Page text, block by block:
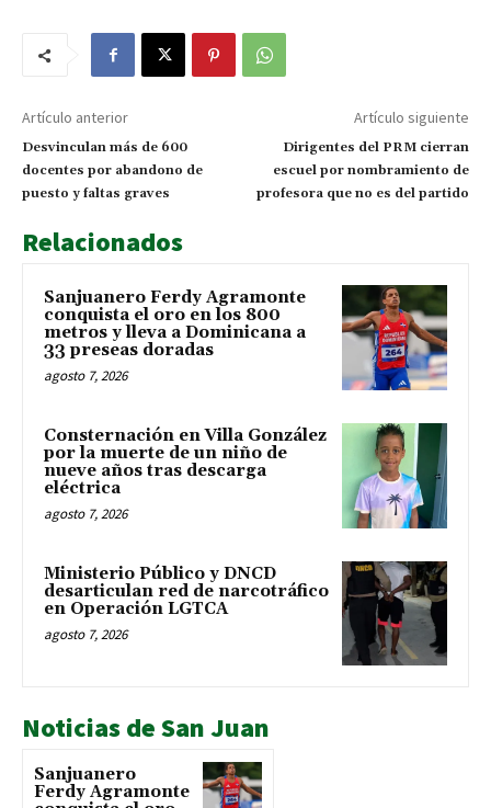
Artículo anterior
Desvinculan más de 600
docentes por abandono de
puesto y faltas graves
Artículo siguiente
Dirigentes del PRM cierran
escuel por nombramiento de
profesora que no es del partido
Relacionados
Sanjuanero Ferdy Agramonte
conquista el oro en los 800
metros y lleva a Dominicana a
33 preseas doradas
agosto 7, 2026
Consternación en Villa González
por la muerte de un niño de
nueve años tras descarga
eléctrica
agosto 7, 2026
Ministerio Público y DNCD
desarticulan red de narcotráfico
en Operación LGTCA
agosto 7, 2026
Noticias de San Juan
Sanjuanero
Ferdy Agramonte